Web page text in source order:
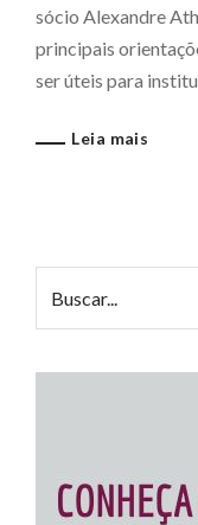
sócio Alexandre
principais
ser úteis para
Leia mais